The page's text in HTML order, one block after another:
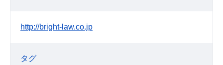
http://bright-law.co.jp
タグ